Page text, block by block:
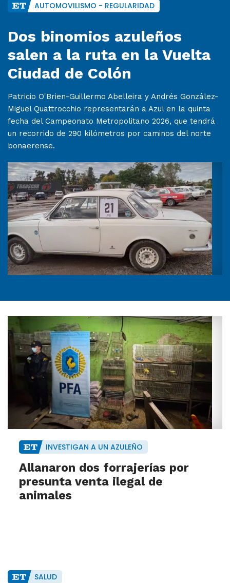
AUTOMOVILISMO - REGULARIDAD
Dos binomios azuleños
salen a la ruta en la Vuelta
Ciudad de Colón
Patricio O'Brien-Guillermo Abelleira y Andrés González-
Miguel Quattrocchio representarán a Azul en la quinta
fecha del Campeonato Metropolitano 2026, que tendrá
un recorrido de 290 kilómetros por caminos del norte
bonaerense.
INVESTIGAN A UN AZULEÑO
Allanaron dos forrajerías por
presunta venta ilegal de
animales
SALUD